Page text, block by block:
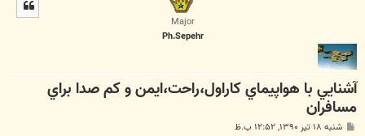
Major
Ph.Sepehr
آشنايي با هواپيماي كاراول،راحت،ايمن و كم صدا براي
مسافران
شنبه ۱۸ تیر ۱۳۹۰, ۱۲:۵۲ ب.ظ